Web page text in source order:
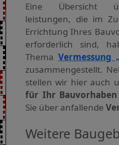
Eine Übersicht
leistungen, die im
Errichtung Ihres
erforderlich sind,
Thema Vermessung
zusammengestellt.
stellen wir hier auch
für Ihr Bauvorhaben
Sie über anfallende
Weitere